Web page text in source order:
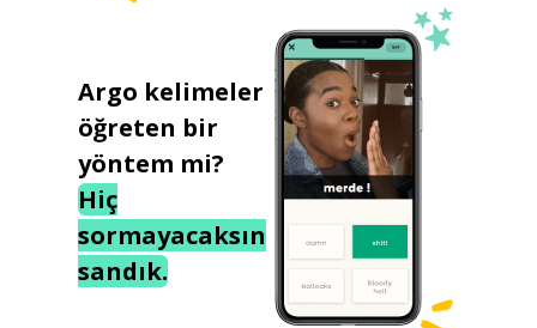
Argo kelimeler
öğreten bir
yöntem mi?
Hiç
sormayacaksın
sandık.